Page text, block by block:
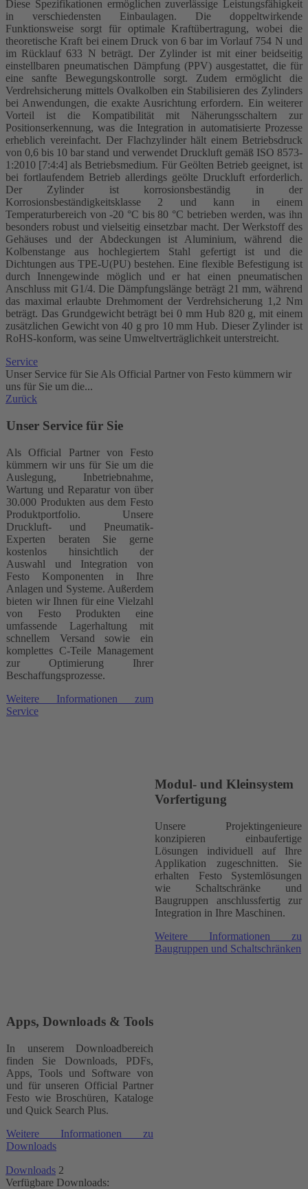
Diese Spezifikationen ermöglichen zuverlässige Leistungsfähigkeit
in verschiedensten Einbaulagen. Die doppeltwirkende
Funktionsweise sorgt für optimale Kraftübertragung, wobei die
theoretische Kraft bei einem Druck von 6 bar im Vorlauf 754 N und
im Rücklauf 633 N beträgt. Der Zylinder ist mit einer beidseitig
einstellbaren pneumatischen Dämpfung (PPV) ausgestattet, die für
eine sanfte Bewegungskontrolle sorgt. Zudem ermöglicht die
Verdrehsicherung mittels Ovalkolben ein Stabilisieren des Zylinders
bei Anwendungen, die exakte Ausrichtung erfordern. Ein weiterer
Vorteil ist die Kompatibilität mit Näherungsschaltern zur
Positionserkennung, was die Integration in automatisierte Prozesse
erheblich vereinfacht. Der Flachzylinder hält einem Betriebsdruck
von 0,6 bis 10 bar stand und verwendet Druckluft gemäß ISO 8573-
1:2010 [7:4:4] als Betriebsmedium. Für Geölten Betrieb geeignet, ist
bei fortlaufendem Betrieb allerdings geölte Druckluft erforderlich.
Der Zylinder ist korrosionsbeständig in der
Korrosionsbeständigkeitsklasse 2 und kann in einem
Temperaturbereich von -20 °C bis 80 °C betrieben werden, was ihn
besonders robust und vielseitig einsetzbar macht. Der Werkstoff des
Gehäuses und der Abdeckungen ist Aluminium, während die
Kolbenstange aus hochlegiertem Stahl gefertigt ist und die
Dichtungen aus TPE-U(PU) bestehen. Eine flexible Befestigung ist
durch Innengewinde möglich und er hat einen pneumatischen
Anschluss mit G1/4. Die Dämpfungslänge beträgt 21 mm, während
das maximal erlaubte Drehmoment der Verdrehsicherung 1,2 Nm
beträgt. Das Grundgewicht beträgt bei 0 mm Hub 820 g, mit einem
zusätzlichen Gewicht von 40 g pro 10 mm Hub. Dieser Zylinder ist
RoHS-konform, was seine Umweltverträglichkeit unterstreicht.
Service
Unser Service für Sie Als Official Partner von Festo kümmern wir
uns für Sie um die...
Zurück
Unser Service für Sie
Als Official Partner von Festo
kümmern wir uns für Sie um die
Auslegung, Inbetriebnahme,
Wartung und Reparatur von über
30.000 Produkten aus dem Festo
Produktportfolio. Unsere
Druckluft- und Pneumatik-
Experten beraten Sie gerne
kostenlos hinsichtlich der
Auswahl und Integration von
Festo Komponenten in Ihre
Anlagen und Systeme. Außerdem
bieten wir Ihnen für eine Vielzahl
von Festo Produkten eine
umfassende Lagerhaltung mit
schnellem Versand sowie ein
komplettes C-Teile Management
zur Optimierung Ihrer
Beschaffungsprozesse.
Weitere Informationen zum
Service
Modul- und Kleinsystem
Vorfertigung
Unsere Projektingenieure
konzipieren einbaufertige
Lösungen individuell auf Ihre
Applikation zugeschnitten. Sie
erhalten Festo Systemlösungen
wie Schaltschränke und
Baugruppen anschlussfertig zur
Integration in Ihre Maschinen.
Weitere Informationen zu
Baugruppen und Schaltschränken
Apps, Downloads & Tools
In unserem Downloadbereich
finden Sie Downloads, PDFs,
Apps, Tools und Software von
und für unseren Official Partner
Festo wie Broschüren, Kataloge
und Quick Search Plus.
Weitere Informationen zu
Downloads
Downloads 2
Verfügbare Downloads: